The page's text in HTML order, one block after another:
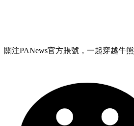
關注PANews官方賬號，一起穿越牛熊